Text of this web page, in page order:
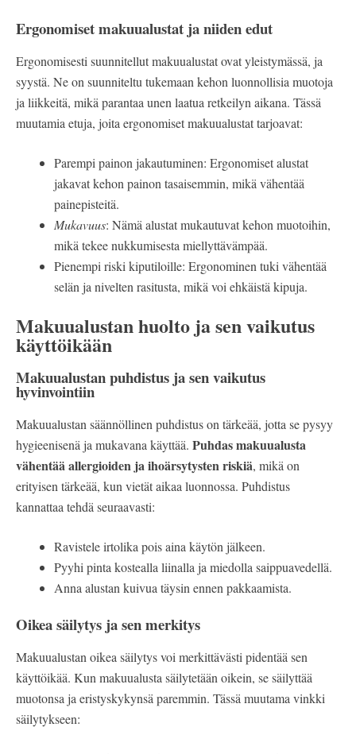
Ergonomiset makuualustat ja niiden edut
Ergonomisesti suunnitellut makuualustat ovat yleistymässä, ja
syystä. Ne on suunniteltu tukemaan kehon luonnollisia muotoja
ja liikkeitä, mikä parantaa unen laatua retkeilyn aikana. Tässä
muutamia etuja, joita ergonomiset makuualustat tarjoavat:
Parempi painon jakautuminen: Ergonomiset alustat
jakavat kehon painon tasaisemmin, mikä vähentää
painepisteitä.
Mukavuus: Nämä alustat mukautuvat kehon muotoihin,
mikä tekee nukkumisesta miellyttävämpää.
Pienempi riski kiputiloille: Ergonominen tuki vähentää
selän ja nivelten rasitusta, mikä voi ehkäistä kipuja.
Makuualustan huolto ja sen vaikutus
käyttöikään
Makuualustan puhdistus ja sen vaikutus
hyvinvointiin
Makuualustan säännöllinen puhdistus on tärkeää, jotta se pysyy
hygieenisenä ja mukavana käyttää. Puhdas makuualusta
vähentää allergioiden ja ihoärsytysten riskiä, mikä on
erityisen tärkeää, kun vietät aikaa luonnossa. Puhdistus
kannattaa tehdä seuraavasti:
Ravistele irtolika pois aina käytön jälkeen.
Pyyhi pinta kostealla liinalla ja miedolla saippuavedellä.
Anna alustan kuivua täysin ennen pakkaamista.
Oikea säilytys ja sen merkitys
Makuualustan oikea säilytys voi merkittävästi pidentää sen
käyttöikää. Kun makuualusta säilytetään oikein, se säilyttää
muotonsa ja eristyskykynsä paremmin. Tässä muutama vinkki
säilytykseen: